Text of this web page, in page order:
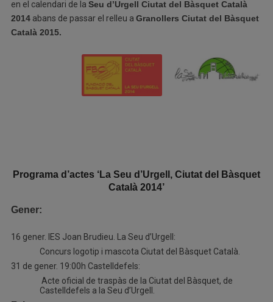
en el calendari de la Seu d’Urgell Ciutat del Bàsquet Català
2014abans de passar el relleu a Granollers Ciutat del Bàsquet
Català 2015.
Programa d’actes ‘La Seu d’Urgell, Ciutat del Bàsquet
Català 2014’
Gener:
16 gener. IES Joan Brudieu. La Seu d’Urgell:
Concurs logotip i mascota Ciutat del Bàsquet Català.
31 de gener. 19:00h Castelldefels:
Acte oficial de traspàs de la Ciutat del Bàsquet, de
Castelldefels a la Seu d’Urgell.